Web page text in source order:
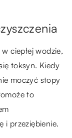
ciepłej wodzie,
toksyn. Kiedy
moczyć stopy
to
i przeziębienie.